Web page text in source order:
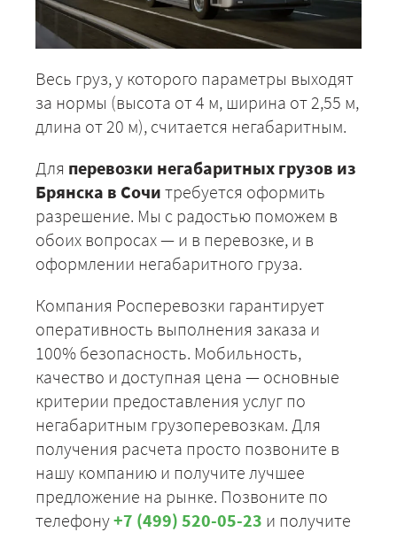
Весь груз, у которого параметры выходят
за нормы (высота от 4 м, ширина от 2,55 м,
длина от 20 м), считается негабаритным.
Для перевозки негабаритных грузов из
Брянска в Сочи требуется оформить
разрешение. Мы с радостью поможем в
обоих вопросах — и в перевозке, и в
оформлении негабаритного груза.
Компания Росперевозки гарантирует
оперативность выполнения заказа и
100% безопасность. Мобильность,
качество и доступная цена — основные
критерии предоставления услуг по
негабаритным грузоперевозкам. Для
получения расчета просто позвоните в
нашу компанию и получите лучшее
предложение на рынке. Позвоните по
телефону+7 (499) 520-05-23 и получите